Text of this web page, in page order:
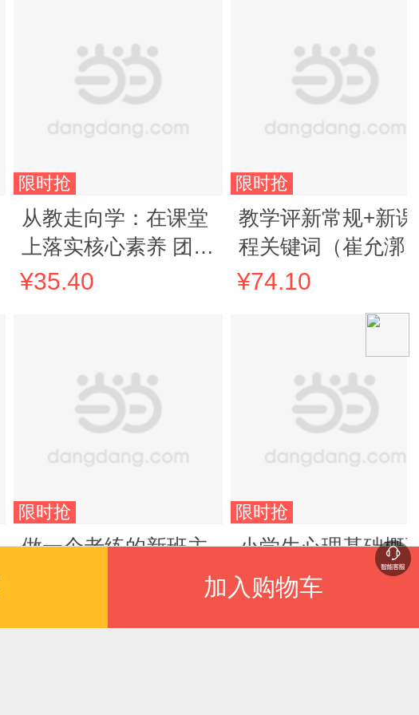
限时抢
从教走向学：在课堂
上落实核心素养 团购
电话：4001066666
¥35.40
限时抢
做一个老练的新班主
限时抢
教学评新常规+新课
程关键词（崔允漷
授团队关于课程与
¥74.10
限时抢
小学生心理基础概
加入购物车